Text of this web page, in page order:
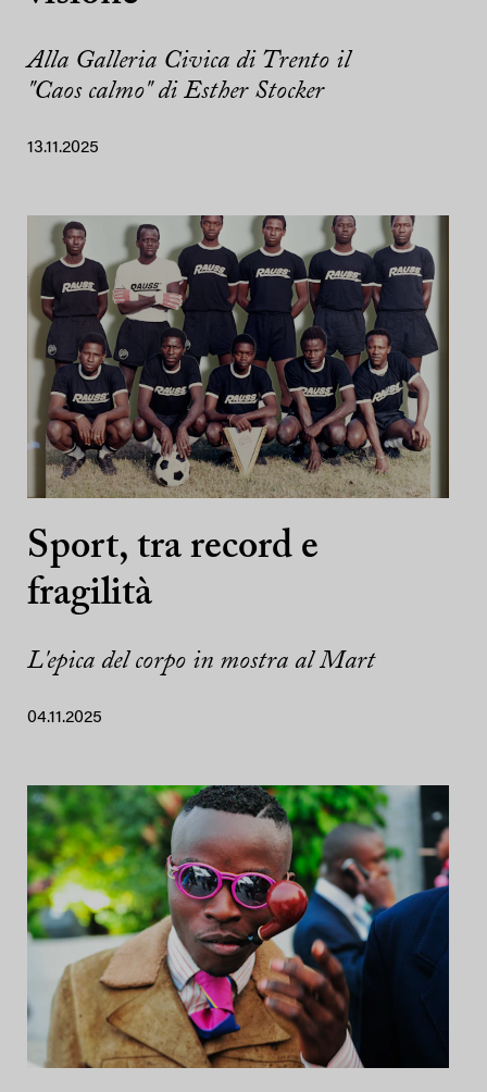
Alla Galleria Civica di Trento il
"Caos calmo" di Esther Stocker
13.11.2025
Sport, tra record e
fragilità
L'epica del corpo in mostra al Mart
04.11.2025